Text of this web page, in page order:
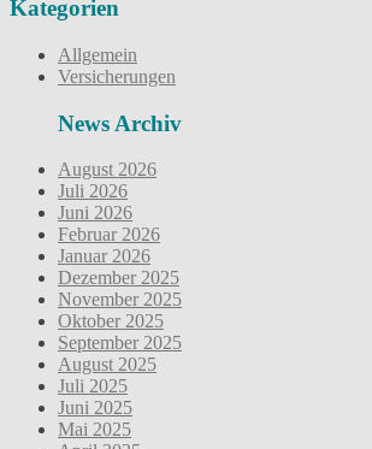
Kategorien
Allgemein
Versicherungen
News Archiv
August 2026
Juli 2026
Juni 2026
Februar 2026
Januar 2026
Dezember 2025
November 2025
Oktober 2025
September 2025
August 2025
Juli 2025
Juni 2025
Mai 2025